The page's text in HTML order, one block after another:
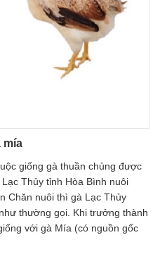
mía
giống gà thuần chủng được
Thủy tỉnh Hòa Bình nuôi
Chăn nuôi thì gà Lạc Thủy
thường gọi. Khi trưởng thành
với gà Mía (có nguồn gốc